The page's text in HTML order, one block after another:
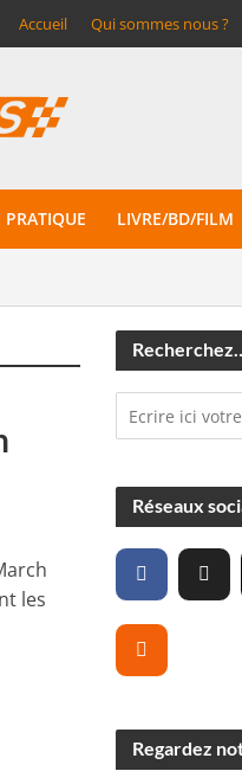
Accueil Qui sommes nous ?
PRATIQUE LIVRE/BD/FILM
les
Réseaux
Regardez